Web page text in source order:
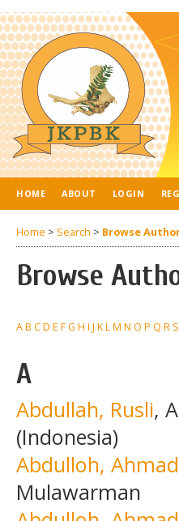
HOME ABOUT LOGIN
Home > Search > Browse
Browse
AB CD E FG H I J KLM N O P Q R S
A
Abdullah, Rusli,
(Indonesia)
Abdulloh,
Mulawarman